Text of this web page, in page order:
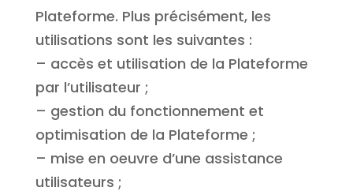
Plateforme. Plus précisément, les
utilisations sont les suivantes :
– accès et utilisation de la Plateforme
par l’utilisateur ;
– gestion du fonctionnement et
optimisation de la Plateforme ;
– mise en oeuvre d’une assistance
utilisateurs ;